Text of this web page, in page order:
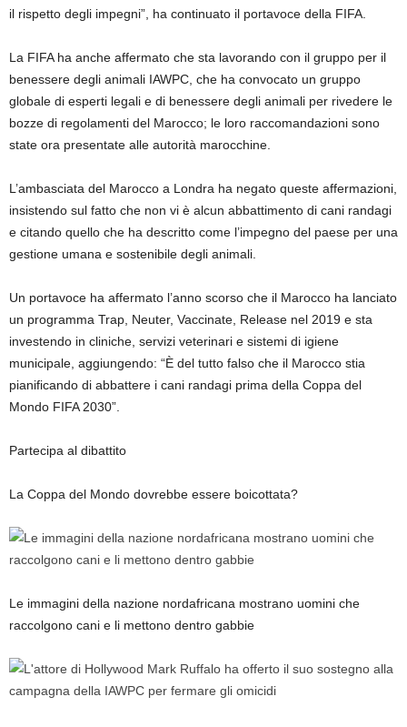
il rispetto degli impegni”, ha continuato il portavoce della FIFA.
La FIFA ha anche affermato che sta lavorando con il gruppo per il
benessere degli animali IAWPC, che ha convocato un gruppo
globale di esperti legali e di benessere degli animali per rivedere le
bozze di regolamenti del Marocco; le loro raccomandazioni sono
state ora presentate alle autorità marocchine.
L’ambasciata del Marocco a Londra ha negato queste affermazioni,
insistendo sul fatto che non vi è alcun abbattimento di cani randagi
e citando quello che ha descritto come l’impegno del paese per una
gestione umana e sostenibile degli animali.
Un portavoce ha affermato l’anno scorso che il Marocco ha lanciato
un programma Trap, Neuter, Vaccinate, Release nel 2019 e sta
investendo in cliniche, servizi veterinari e sistemi di igiene
municipale, aggiungendo: “È del tutto falso che il Marocco stia
pianificando di abbattere i cani randagi prima della Coppa del
Mondo FIFA 2030”.
Partecipa al dibattito
La Coppa del Mondo dovrebbe essere boicottata?
Le immagini della nazione nordafricana mostrano uomini che
raccolgono cani e li mettono dentro gabbie